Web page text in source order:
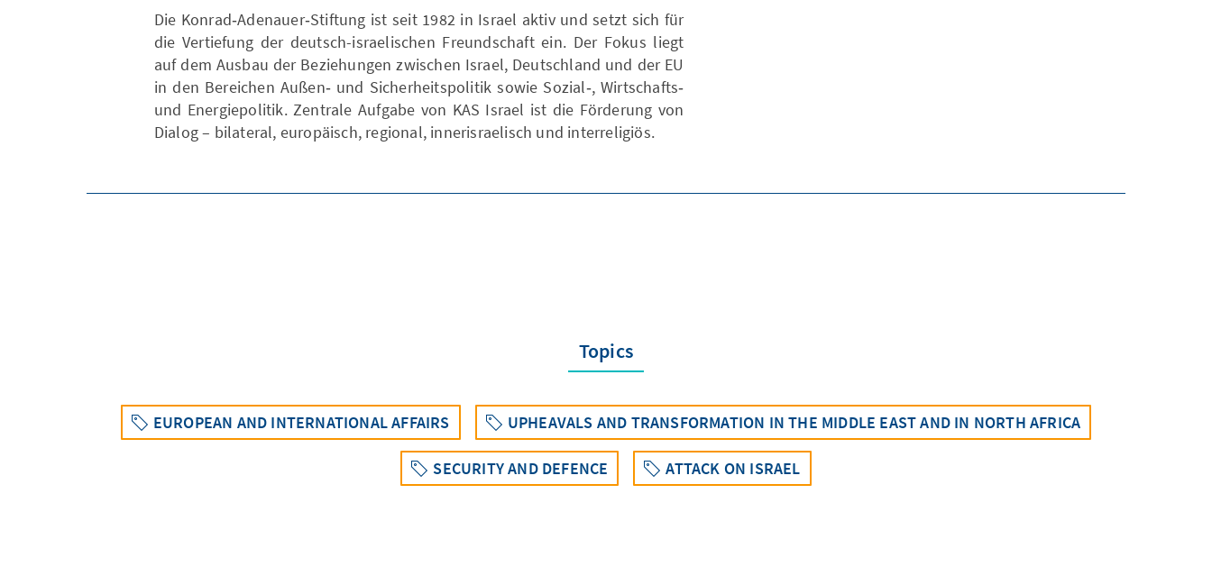
Die Konrad‑Adenauer‑Stiftung ist seit 1982 in Israel aktiv und setzt sich für
die Vertiefung der deutsch-israelischen Freundschaft ein. Der Fokus liegt
auf dem Ausbau der Beziehungen zwischen Israel, Deutschland und der EU
in den Bereichen Außen‑ und Sicherheitspolitik sowie Sozial‑, Wirtschafts‑
und Energiepolitik. Zentrale Aufgabe von KAS Israel ist die Förderung von
Dialog – bilateral, europäisch, regional, innerisraelisch und interreligiös.
Topics
EUROPEAN AND INTERNATIONAL AFFAIRS UPHEAVALS AND TRANSFORMATION IN THE MIDDLE EAST AND IN NORTH AFRICA
SECURITY AND DEFENCE ATTACK ON ISRAEL